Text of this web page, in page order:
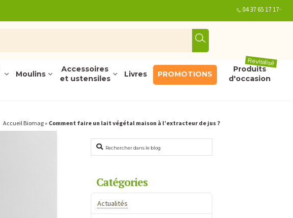
04 37 65 17 17
Moulins
Accessoires
et ustensiles
Livres PROMOTIONS
Produits
d'occasion
Revitalisé
Accueil Biomag » Comment faire un lait végétal maison à l’extracteur de jus ?
Rechercher
Catégories
Actualités